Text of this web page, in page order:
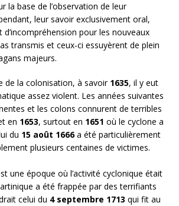
la base de l’observation de leur
leur savoir exclusivement oral,
pour les nouveaux
transmis et ceux-ci essuyèrent de plein
majeurs.
de la colonisation, à savoir 1635, il y eut
assez violent. Les années suivantes
et les colons connurent de terribles
en 1653, surtout en 1651 où le cyclone a
du 15 août 1666a été particulièrement
plusieurs centaines de victimes.
une époque où l’activité cyclonique était
a été frappée par des terrifiants
celui du 4 septembre 1713 qui fit au